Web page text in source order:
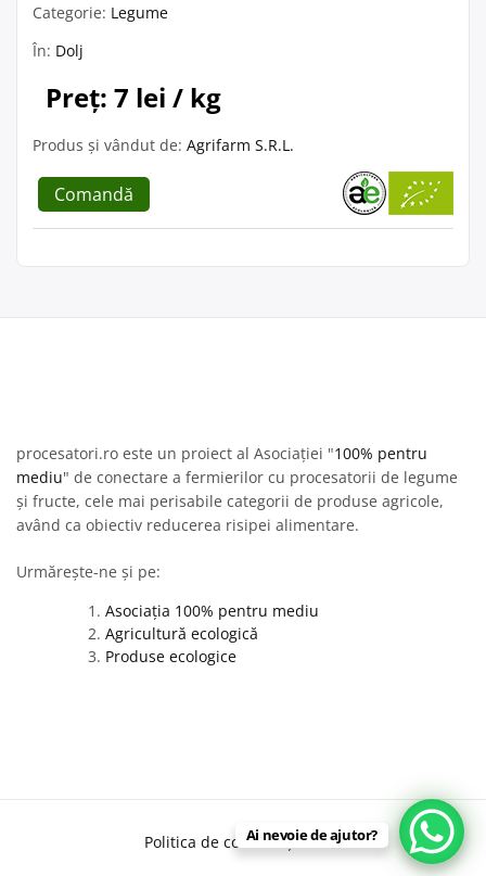
Categorie: Legume
În: Dolj
Preț: 7 lei / kg
Produs și vândut de: Agrifarm S.R.L.
Comandă
procesatori.ro este un proiect al Asociației "100% pentru
mediu" de conectare a fermierilor cu procesatorii de legume
și fructe, cele mai perisabile categorii de produse agricole,
având ca obiectiv reducerea risipei alimentare.
Urmărește-ne și pe:
Asociația 100% pentru mediu
Agricultură ecologică
Produse ecologice
Politica de confidențialitate
Ai nevoie de ajutor?